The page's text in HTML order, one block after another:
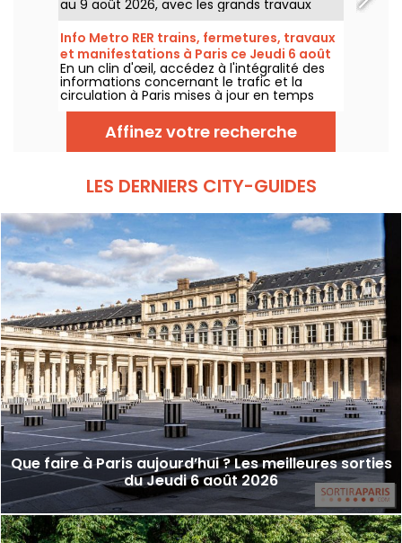
au 9 août 2026, avec les grands travaux
d'été qui impactent très durement
certaines lignes, selon la RATP et SNCF.
Info Metro RER trains, fermetures, travaux
et manifestations à Paris ce Jeudi 6 août
2026
En un clin d'œil, accédez à l'intégralité des
informations concernant le trafic et la
circulation à Paris mises à jour en temps
réel. Metro RER et Transilien de la RATP,
travaux, circulation, grands évènements et
manifestations, on vous donne toutes les
informations pratiques à connaître avant de
Affinez votre recherche
LES DERNIERS CITY-GUIDES
Que faire à Paris aujourd’hui ? Les meilleures sorties
du Jeudi 6 août 2026